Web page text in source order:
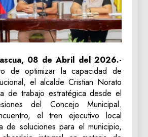
08 de Abril del 2026.-
de optimizar la capacidad de
el alcalde Cristian Norato
de trabajo estratégica desde el
del Concejo Municipal.
el tren ejecutivo local
de soluciones para el municipio,